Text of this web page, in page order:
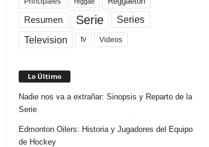
Resumen Serie Series
Television tv Videos
Lo Último
Nadie nos va a extrañar: Sinopsis y Reparto de la
Serie
Edmonton Oilers: Historia y Jugadores del Equipo
de Hockey